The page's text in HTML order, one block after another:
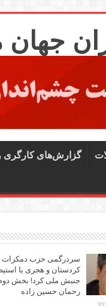
گزارش‌های کارگری
سردرگمی حزب دمکرات
کردستان و هجری یا
جنبش ملی کرد! بخش
رحمان حسین زاده